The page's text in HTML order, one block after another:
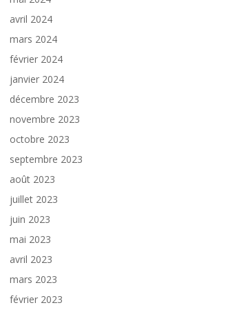
avril 2024
mars 2024
février 2024
janvier 2024
décembre 2023
novembre 2023
octobre 2023
septembre 2023
août 2023
juillet 2023
juin 2023
mai 2023
avril 2023
mars 2023
février 2023